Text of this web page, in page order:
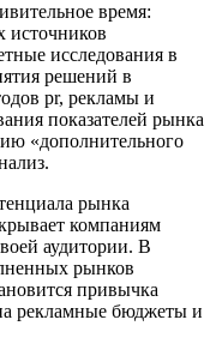
время:
источников
исследования в
решений в
pr, рекламы и
показателей рынка
«дополнительного
рынка
компаниям
аудитории. В
рынков
привычка
рекламные бюджеты и